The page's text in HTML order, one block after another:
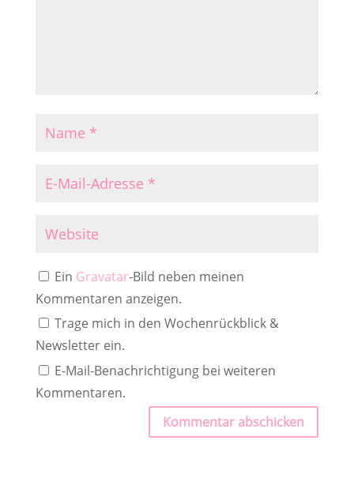
Ein Gravatar-Bild neben meinen
Kommentaren anzeigen.
Trage mich in den Wochenrückblick &
Newsletter ein.
E-Mail-Benachrichtigung bei weiteren
Kommentaren.
Kommentar abschicken